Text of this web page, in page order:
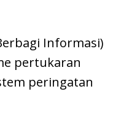
Informasi)
pertukaran
peringatan